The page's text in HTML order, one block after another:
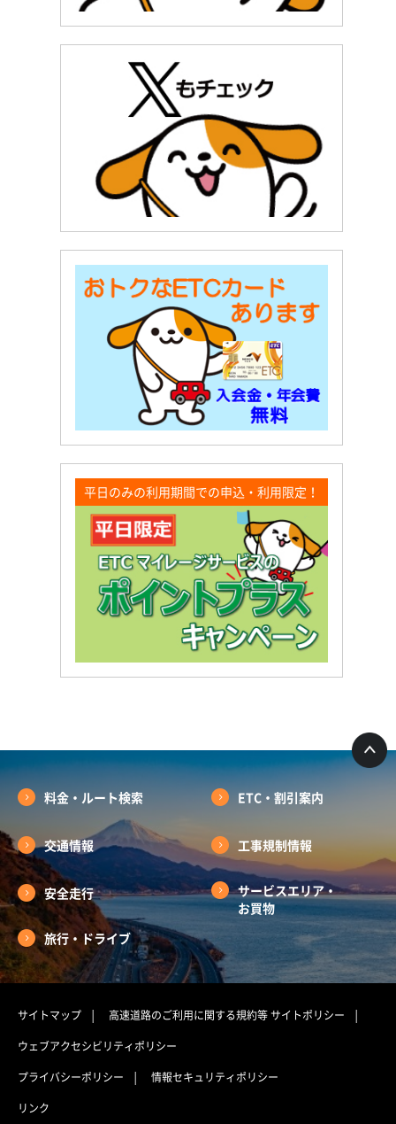
平日のみの利用期間での申込・利用限定！
料金・ルート検索 ETC・割引案内
交通情報 工事規制情報
安全走行
サービスエリア・
お買物
旅行・ドライブ
サイトマップ 高速道路のご利用に関する規約等サイトポリシー
ウェブアクセシビリティポリシー
プライバシーポリシー
情報セキュリティポリシー
リンク